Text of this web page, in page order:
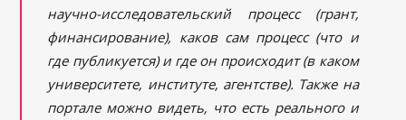
научно-исследовательский процесс (грант,
финансирование), каков сам процесс (что и
где публикуется) и где он происходит (в каком
университете, институте, агентстве). Также на
портале можно видеть, что есть реального и